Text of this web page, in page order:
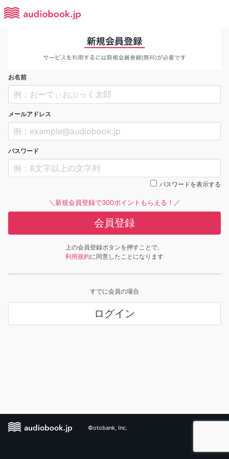
お名前
メールアドレス
パスワード
パスワードを表示する
＼新規会員登録で300ポイントもらえる！／
会員登録
上の会員登録ボタンを押すことで、
利用規約に同意したことになります
すでに会員の場合
ログイン
©otobank, Inc.